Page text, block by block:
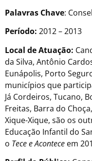
Palavras Chave:
Período: 2012– 2013
Local de Atuação:
da Silva, Antônio
Eunápolis, Porto
municípios que
Já Cordeiros, Tucano,
Freitas, Barra do
Xique-Xique, são os
Educação Infantil do
o Tece e Acontece em